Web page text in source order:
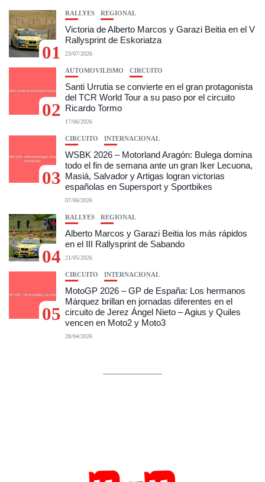
01
RALLYES REGIONAL
Victoria de Alberto Marcos y Garazi Beitia en el V
Rallysprint de Eskoriatza
23/07/2026
02
AUTOMOVILISMO CIRCUITO
Santi Urrutia se convierte en el gran protagonista
del TCR World Tour a su paso por el circuito
Ricardo Tormo
17/06/2026
03
CIRCUITO INTERNACIONAL
WSBK 2026 – Motorland Aragón: Bulega domina
todo el fin de semana ante un gran Iker Lecuona,
Masiá, Salvador y Artigas logran victorias
españolas en Supersport y Sportbikes
07/06/2026
04
RALLYES REGIONAL
Alberto Marcos y Garazi Beitia los más rápidos
en el III Rallysprint de Sabando
21/05/2026
05
CIRCUITO INTERNACIONAL
MotoGP 2026 – GP de España: Los hermanos
Márquez brillan en jornadas diferentes en el
circuito de Jerez Ángel Nieto – Agius y Quiles
vencen en Moto2 y Moto3
28/04/2026